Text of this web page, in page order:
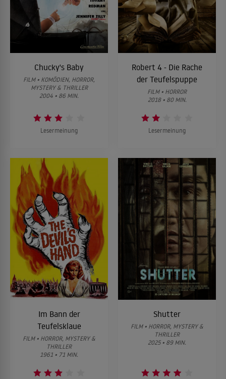
Chucky's Baby
FILM • KOMÖDIEN, HORROR,
MYSTERY & THRILLER
2004 • 86 MIN.
Lesermeinung
Robert 4 - Die Rache
der Teufelspuppe
FILM • HORROR
2018 • 80 MIN.
Lesermeinung
Im Bann der
Teufelsklaue
FILM • HORROR, MYSTERY &
THRILLER
1961 • 71 MIN.
Shutter
FILM • HORROR, MYSTERY &
THRILLER
2025 • 89 MIN.